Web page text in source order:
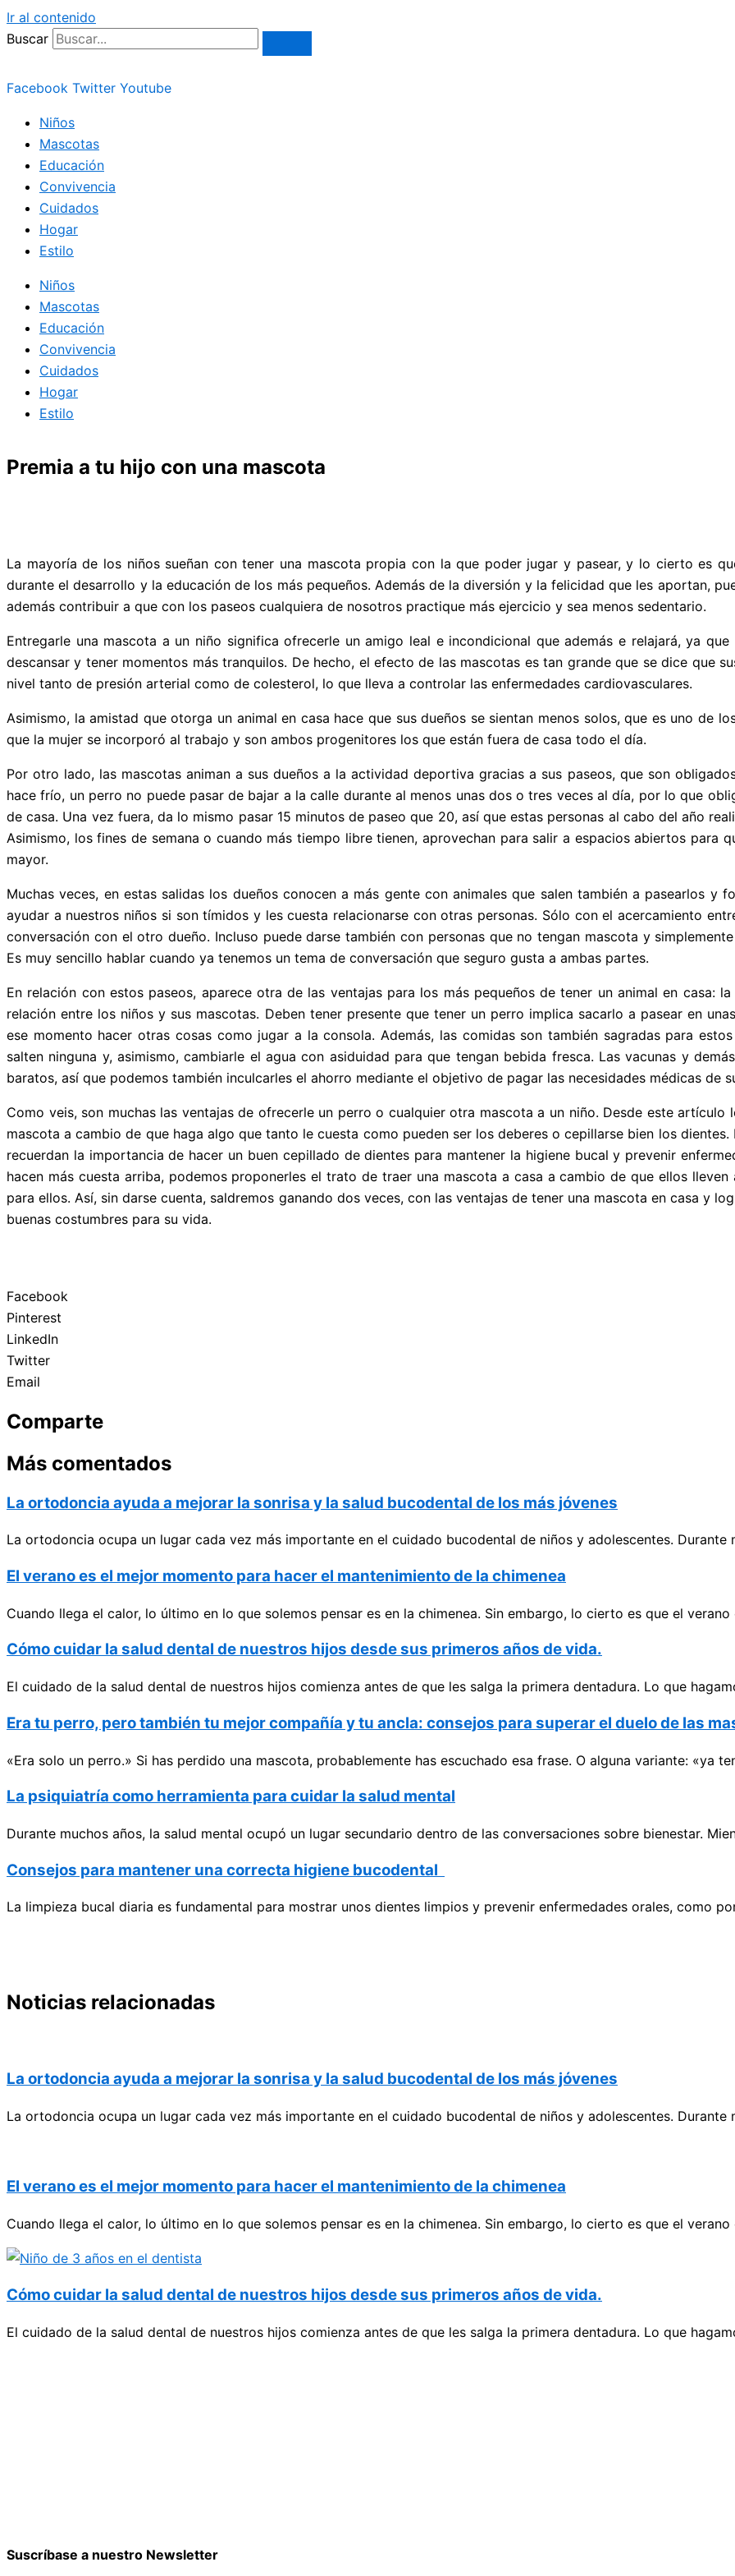
Ir al contenido
Buscar
Facebook Twitter Youtube
Niños
Mascotas
Educación
Convivencia
Cuidados
Hogar
Estilo
Niños
Mascotas
Educación
Convivencia
Cuidados
Hogar
Estilo
Premia a tu hijo con una mascota
La mayoría de los niños sueñan con tener una mascota propia con la que poder jugar y pasear, y lo cierto es
durante el desarrollo y la educación de los más pequeños. Además de la diversión y la felicidad que les aportan,
además contribuir a que con los paseos cualquiera de nosotros practique más ejercicio y sea menos sedentario.
Entregarle una mascota a un niño significa ofrecerle un amigo leal e incondicional que además e relajará, ya
descansar y tener momentos más tranquilos. De hecho, el efecto de las mascotas es tan grande que se dice que
nivel tanto de presión arterial como de colesterol, lo que lleva a controlar las enfermedades cardiovasculares.
Asimismo, la amistad que otorga un animal en casa hace que sus dueños se sientan menos solos, que es uno de
que la mujer se incorporó al trabajo y son ambos progenitores los que están fuera de casa todo el día.
Por otro lado, las mascotas animan a sus dueños a la actividad deportiva gracias a sus paseos, que son
hace frío, un perro no puede pasar de bajar a la calle durante al menos unas dos o tres veces al día, por lo que
de casa. Una vez fuera, da lo mismo pasar 15 minutos de paseo que 20, así que estas personas al cabo del año
Asimismo, los fines de semana o cuando más tiempo libre tienen, aprovechan para salir a espacios abiertos para
mayor.
Muchas veces, en estas salidas los dueños conocen a más gente con animales que salen también a pasearlos y
ayudar a nuestros niños si son tímidos y les cuesta relacionarse con otras personas. Sólo con el acercamiento
conversación con el otro dueño. Incluso puede darse también con personas que no tengan mascota y
Es muy sencillo hablar cuando ya tenemos un tema de conversación que seguro gusta a ambas partes.
En relación con estos paseos, aparece otra de las ventajas para los más pequeños de tener un animal en casa:
relación entre los niños y sus mascotas. Deben tener presente que tener un perro implica sacarlo a pasear en
ese momento hacer otras cosas como jugar a la consola. Además, las comidas son también sagradas para
salten ninguna y, asimismo, cambiarle el agua con asiduidad para que tengan bebida fresca. Las vacunas y
baratos, así que podemos también inculcarles el ahorro mediante el objetivo de pagar las necesidades médicas de
Como veis, son muchas las ventajas de ofrecerle un perro o cualquier otra mascota a un niño. Desde este
mascota a cambio de que haga algo que tanto le cuesta como pueden ser los deberes o cepillarse bien los
recuerdan la importancia de hacer un buen cepillado de dientes para mantener la higiene bucal y prevenir
hacen más cuesta arriba, podemos proponerles el trato de traer una mascota a casa a cambio de que ellos
para ellos. Así, sin darse cuenta, saldremos ganando dos veces, con las ventajas de tener una mascota en casa y
buenas costumbres para su vida.
Facebook
Pinterest
LinkedIn
Twitter
Email
Comparte
Más comentados
La ortodoncia ayuda a mejorar la sonrisa y la salud bucodental de los más jóvenes
La ortodoncia ocupa un lugar cada vez más importante en el cuidado bucodental de niños y adolescentes.
El verano es el mejor momento para hacer el mantenimiento de la chimenea
Cuando llega el calor, lo último en lo que solemos pensar es en la chimenea. Sin embargo, lo cierto es que el verano
Cómo cuidar la salud dental de nuestros hijos desde sus primeros años de vida.
El cuidado de la salud dental de nuestros hijos comienza antes de que les salga la primera dentadura. Lo que
Era tu perro, pero también tu mejor compañía y tu ancla: consejos para superar el duelo de las
«Era solo un perro.» Si has perdido una mascota, probablemente has escuchado esa frase. O alguna variante: «ya
La psiquiatría como herramienta para cuidar la salud mental
Durante muchos años, la salud mental ocupó un lugar secundario dentro de las conversaciones sobre bienestar.
Consejos para mantener una correcta higiene bucodental
La limpieza bucal diaria es fundamental para mostrar unos dientes limpios y prevenir enfermedades orales, como
Noticias relacionadas
La ortodoncia ayuda a mejorar la sonrisa y la salud bucodental de los más jóvenes
La ortodoncia ocupa un lugar cada vez más importante en el cuidado bucodental de niños y adolescentes.
El verano es el mejor momento para hacer el mantenimiento de la chimenea
Cuando llega el calor, lo último en lo que solemos pensar es en la chimenea. Sin embargo, lo cierto es que el verano
Cómo cuidar la salud dental de nuestros hijos desde sus primeros años de vida.
El cuidado de la salud dental de nuestros hijos comienza antes de que les salga la primera dentadura. Lo que
Suscríbase a nuestro Newsletter